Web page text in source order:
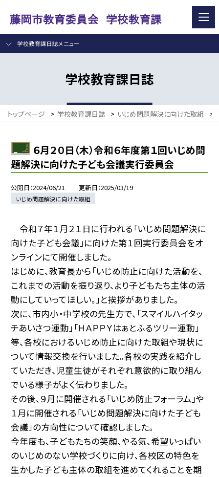
学校教育課日誌メニュー
学校教育課日誌
トップページ > 学校教育課日誌 > いじめ問題解決に向けた取組 >
６月２０日（木）令和６年度第１回いじめ問
題解決に向けた子ども会議実行委員会
公開日 2024/06/21 更新日 2025/03/19
いじめ問題解決に向けた取組
令和７年１月２１日に行われる「いじめ問題解決に
向けた子ども会議」に向けた第１回実行委員会をオ
ンラインにて開催しました。
はじめに、教育長から「いじめ防止に向けた活動を、
これまでの活動を振り返り、より子どもたち主体の活
動にしていってほしい。」と挨拶がありました。
次に、市内小・中学校の先生方で、「スマイルハイタッ
チあいさつ運動」「ＨＡＰＰＹはぁとふるツリー運動」
等、各校におけるいじめ防止に向けた取組や現状に
ついて情報交換を行いました。各校の実践を紹介し
ていただき、児童生徒がそれぞれ意欲的に取り組ん
でいる様子がよく伝わりました。
その後、９月に開催される「いじめ防止フォーラム」や
１月に開催される「いじめ問題解決に向けた子ども
会議」の方向性について確認しました。
今年度も、子どもたちの笑顔、やる気、希望いっぱい
のいじめのない学校づくりに向け、各校区の特色を
生かした子ども主体の取組を進めてくれることを期